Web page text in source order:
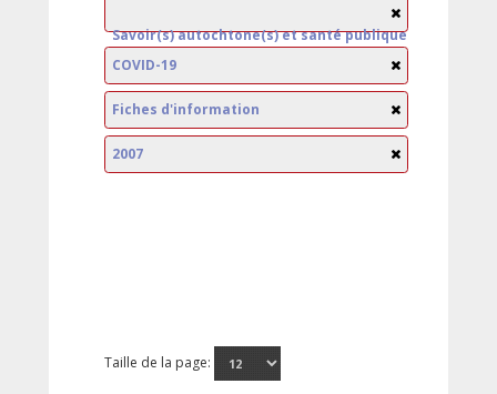
Savoir(s) autochtone(s) et santé publique
COVID-19
Fiches d'information
2007
Taille de la page: